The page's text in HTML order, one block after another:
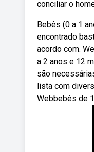
conciliar o
Bebês (0 a 1
encontrado
acordo com.
a 2 anos e 12
são
lista com
Webbebês de